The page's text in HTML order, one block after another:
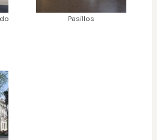
Pasillos